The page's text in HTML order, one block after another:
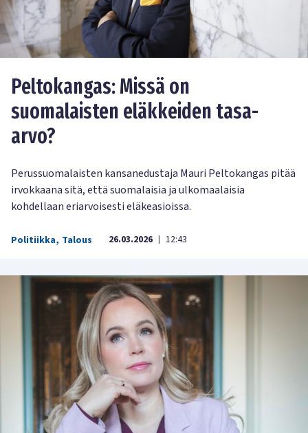
Peltokangas: Missä on
suomalaisten eläkkeiden tasa-
arvo?
Perussuomalaisten kansanedustaja Mauri Peltokangas pitää
irvokkaana sitä, että suomalaisia ja ulkomaalaisia
kohdellaan eriarvoisesti eläkeasioissa.
Politiikka, Talous 26.03.2026 | 12:43